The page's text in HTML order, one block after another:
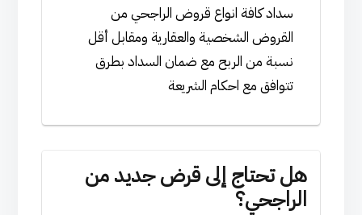
سداد كافة انواع قروض الراجحي من
القروض الشخصية والعقارية ومقابل أقل
نسبة من الربح مع ضمان السداد بطرق
تتوافق مع احكام الشريعة
هل تحتاج إلى قرض جديد من
الراجحي؟